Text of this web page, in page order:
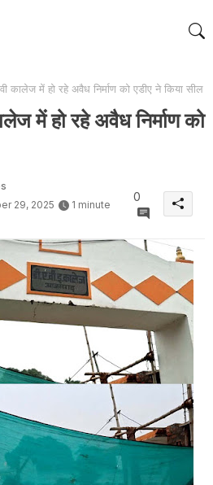
कालेज में हो रहे अवैध निर्माण को एडीए ने किया सील
में हो रहे अवैध निर्माण को
29, 2025
1 minute
0